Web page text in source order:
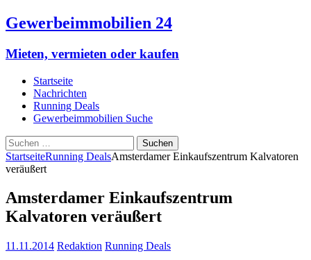
Gewerbeimmobilien 24
Mieten, vermieten oder kaufen
Startseite
Nachrichten
Running Deals
Gewerbeimmobilien Suche
Suchen
nach:
StartseiteRunning DealsAmsterdamer Einkaufszentrum Kalvatoren
veräußert
Amsterdamer Einkaufszentrum
Kalvatoren veräußert
11.11.2014 Redaktion Running Deals